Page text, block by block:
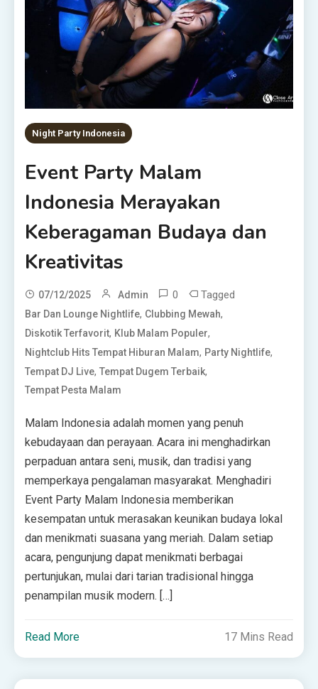
Night Party Indonesia
Event Party Malam
Indonesia Merayakan
Keberagaman Budaya dan
Kreativitas
07/12/2025 Admin 0 Tagged
Bar Dan Lounge Nightlife, Clubbing Mewah,
Diskotik Terfavorit, Klub Malam Populer,
Nightclub Hits Tempat Hiburan Malam, Party Nightlife,
Tempat DJ Live,Tempat Dugem Terbaik,
Tempat Pesta Malam
Malam Indonesia adalah momen yang penuh
kebudayaan dan perayaan. Acara ini menghadirkan
perpaduan antara seni, musik, dan tradisi yang
memperkaya pengalaman masyarakat. Menghadiri
Event Party Malam Indonesia memberikan
kesempatan untuk merasakan keunikan budaya lokal
dan menikmati suasana yang meriah. Dalam setiap
acara, pengunjung dapat menikmati berbagai
pertunjukan, mulai dari tarian tradisional hingga
penampilan musik modern. […]
Read More 17 Mins Read